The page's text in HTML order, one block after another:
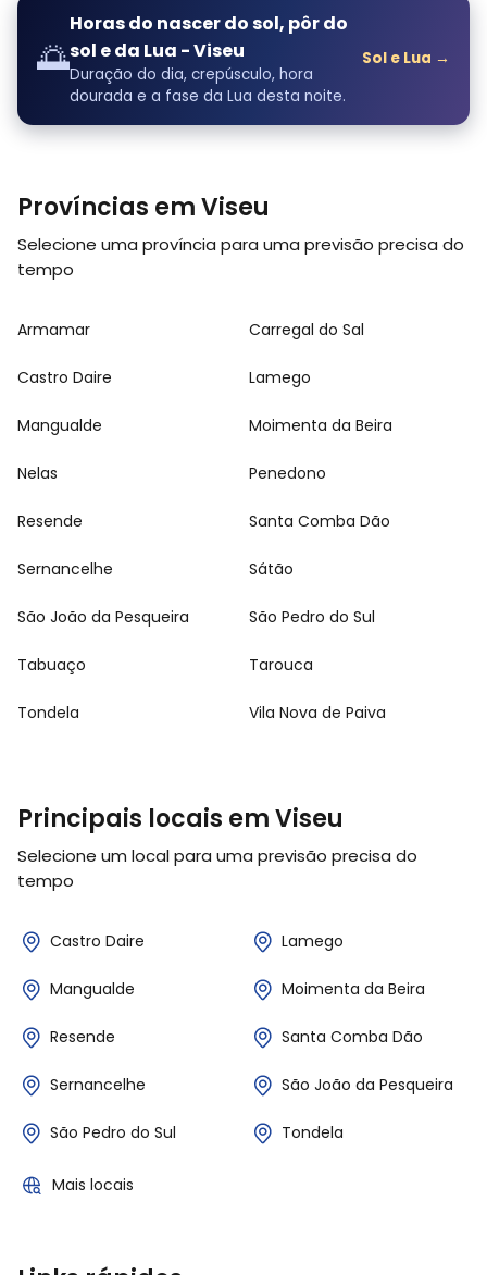
🌅
Horas do nascer do sol, pôr do
sol e da Lua - Viseu
Duração do dia, crepúsculo, hora
dourada e a fase da Lua desta noite.
Sol e Lua →
Províncias em Viseu
Selecione uma província para uma previsão precisa do
tempo
Armamar Carregal do Sal
Castro Daire Lamego
Mangualde Moimenta da Beira
Nelas Penedono
Resende Santa Comba Dão
Sernancelhe Sátão
São João da Pesqueira São Pedro do Sul
Tabuaço Tarouca
Tondela Vila Nova de Paiva
Principais locais em Viseu
Selecione um local para uma previsão precisa do
tempo
Castro Daire Lamego
Mangualde Moimenta da Beira
Resende Santa Comba Dão
Sernancelhe São João da Pesqueira
São Pedro do Sul Tondela
Mais locais